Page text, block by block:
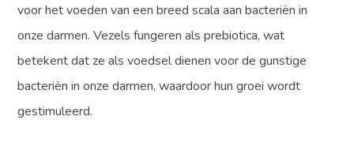
voor het voeden van een breed scala aan bacteriën in
onze darmen. Vezels fungeren als prebiotica, wat
betekent dat ze als voedsel dienen voor de gunstige
bacteriën in onze darmen, waardoor hun groei wordt
gestimuleerd.